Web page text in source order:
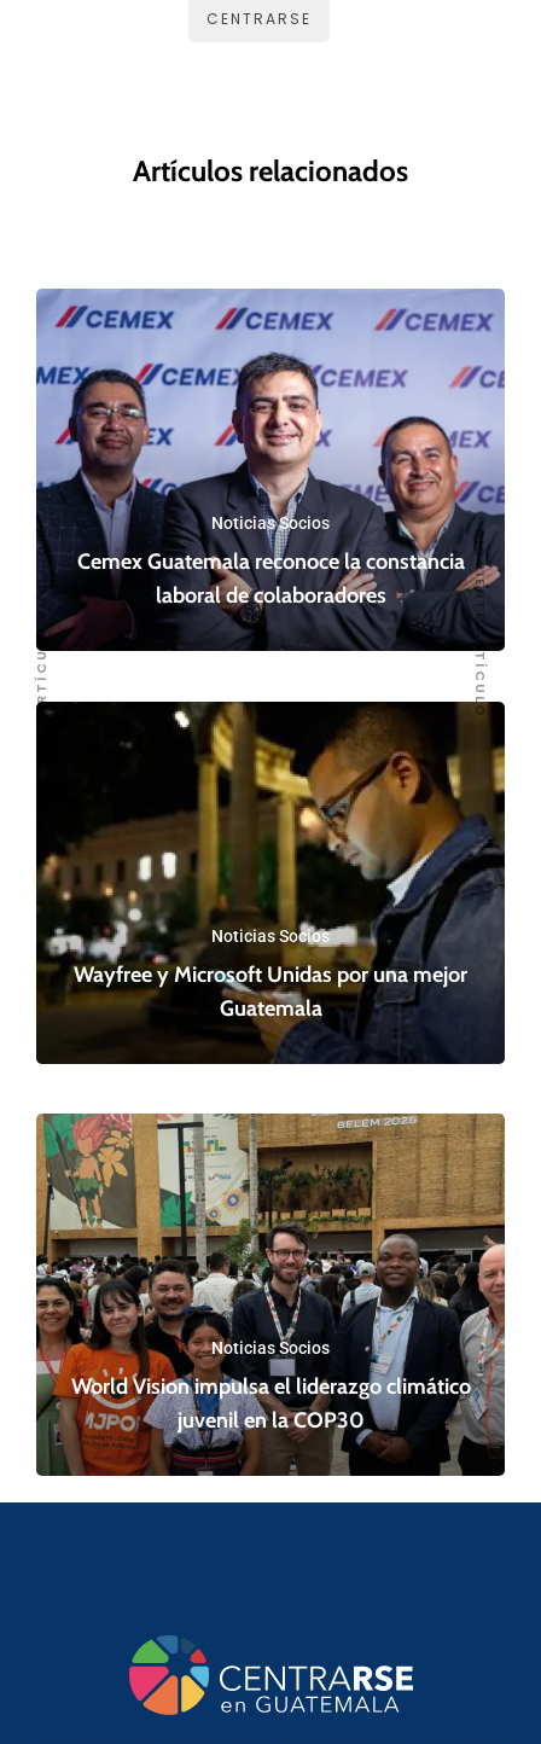
CENTRARSE
Artículos relacionados
Noticias Socios
Cemex Guatemala reconoce la constancia
laboral de colaboradores
Noticias Socios
Wayfree y Microsoft Unidas por una mejor
Guatemala
Noticias Socios
World Vision impulsa el liderazgo climático
juvenil en la COP30
ARTÍCULO ANTERIOR SIGUIENTE ARTÍCULO